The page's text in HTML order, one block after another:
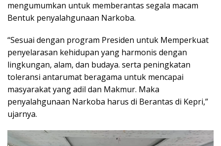
mengumumkan untuk memberantas segala macam
Bentuk penyalahgunaan Narkoba.
“Sesuai dengan program Presiden untuk Memperkuat
penyelarasan kehidupan yang harmonis dengan
lingkungan, alam, dan budaya. serta peningkatan
toleransi antarumat beragama untuk mencapai
masyarakat yang adil dan Makmur. Maka
penyalahgunaan Narkoba harus di Berantas di Kepri,”
ujarnya.